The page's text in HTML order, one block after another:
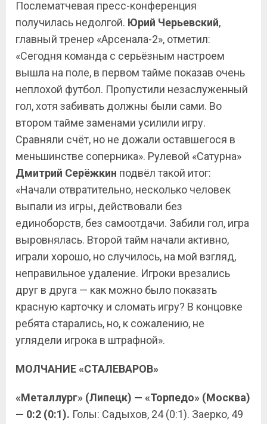
Послематчевая пресс-конференция
получилась недолгой. Юрий Черьевский,
главный тренер «Арсенала-2», отметил:
«Сегодня команда с серьёзным настроем
вышла на поле, в первом тайме показав очень
неплохой футбол. Пропустили незаслуженный
гол, хотя забивать должны были сами. Во
втором тайме заменами усилили игру.
Сравняли счёт, но не дожали оставшегося в
меньшинстве соперника». Рулевой «Сатурна»
Дмитрий Серёжкин подвёл такой итог:
«Начали отвратительно, несколько человек
выпали из игры, действовали без
единоборств, без самоотдачи. Забили гол, игра
выровнялась. Второй тайм начали активно,
играли хорошо, но случилось, на мой взгляд,
неправильное удаление. Игроки врезались
друг в друга — как можно было показать
красную карточку и сломать игру? В концовке
ребята старались, но, к сожалению, не
углядели игрока в штрафной».
МОЛЧАНИЕ «СТАЛЕВАРОВ»
«Металлург» (Липецк) — «Торпедо» (Москва)
— 0:2 (0:1). Голы: Садыхов, 24 (0:1). Заерко, 49